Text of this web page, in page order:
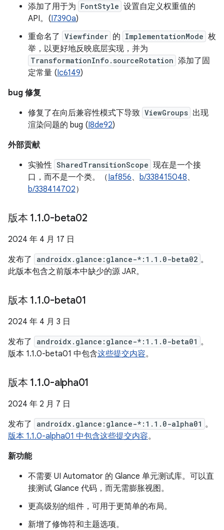
添加了用于为 FontStyle 设置自定义权重值的
API。(I7390a)
重命名了 Viewfinder 的 ImplementationMode 枚
举，以更好地反映底层实现，并为
TransformationInfo.sourceRotation 添加了固
定常量 (Ic6149)
bug 修复
修复了在向后兼容性模式下导致 ViewGroups 出现
渲染问题的 bug (I8de92)
外部贡献
实验性 SharedTransitionScope 现在是一个接
口，而不是一个类。（Iaf856、 b/338415048、
b/338414702）
版本 1.1.0-beta02
2024 年 4 月 17 日
发布了
androidx.glance:glance-*:1.1.0-beta02 。
此版本包含之前版本中缺少的源 JAR。
版本 1.1.0-beta01
2024 年 4 月 3 日
发布了
androidx.glance:glance-*:1.1.0-beta01 。
版本 1.1.0-beta01 中包含这些提交内容。
版本 1.1.0-alpha01
2024 年 2 月 7 日
发布了
androidx.glance:glance-*:1.1.0-alpha01 。
版本 1.1.0-alpha01 中包含这些提交内容。
新功能
不需要 UI Automator 的 Glance 单元测试库。可以直
接测试 Glance 代码，而无需膨胀视图。
更高级别的组件，可用于更简单的布局。
新增了修饰符和主题选项。